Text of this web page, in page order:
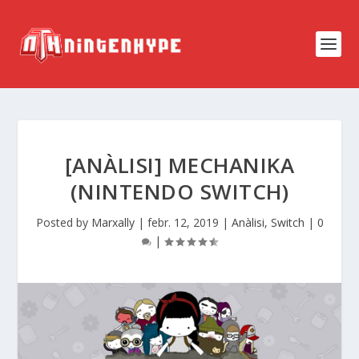
[ANÀLISI] MECHANIKA
(NINTENDO SWITCH)
Posted by Marxally| febr. 12, 2019 | Anàlisi, Switch | 0
|